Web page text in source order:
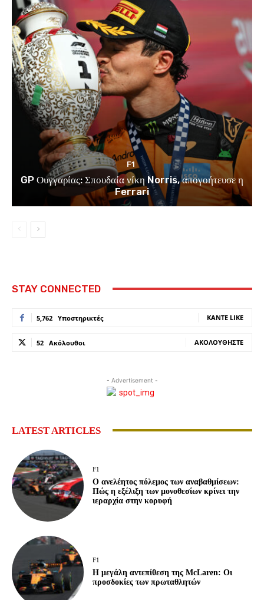
F1
GP Ουγγαρίας: Σπουδαία νίκη Norris, απογοήτευσε η
Ferrari
STAY CONNECTED
5,762 Υποστηρικτές ΚΆΝΤΕ LIKE
52 Ακόλουθοι ΑΚΟΛΟΥΘΉΣΤΕ
- Advertisement -
LATEST ARTICLES
F1
Ο ανελέητος πόλεμος των αναβαθμίσεων:
Πώς η εξέλιξη των μονοθεσίων κρίνει την
ιεραρχία στην κορυφή
F1
Η μεγάλη αντεπίθεση της McLaren: Οι
προσδοκίες των πρωταθλητών